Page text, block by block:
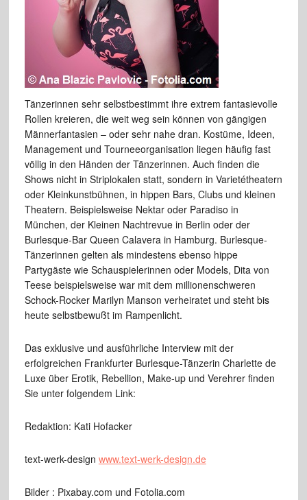
Tänzerinnen sehr selbstbestimmt ihre extrem fantasievolle
Rollen kreieren, die weit weg sein können von gängigen
Männerfantasien – oder sehr nahe dran. Kostüme, Ideen,
Management und Tourneeorganisation liegen häufig fast
völlig in den Händen der Tänzerinnen. Auch finden die
Shows nicht in Striplokalen statt, sondern in Varietétheatern
oder Kleinkunstbühnen, in hippen Bars, Clubs und kleinen
Theatern. Beispielsweise Nektar oder Paradiso in
München, der Kleinen Nachtrevue in Berlin oder der
Burlesque-Bar Queen Calavera in Hamburg. Burlesque-
Tänzerinnen gelten als mindestens ebenso hippe
Partygäste wie Schauspielerinnen oder Models, Dita von
Teese beispielsweise war mit dem millionenschweren
Schock-Rocker Marilyn Manson verheiratet und steht bis
heute selbstbewußt im Rampenlicht.
Das exklusive und ausführliche Interview mit der
erfolgreichen Frankfurter Burlesque-Tänzerin Charlette de
Luxe über Erotik, Rebellion, Make-up und Verehrer finden
Sie unter folgendem Link:
Redaktion: Kati Hofacker
text-werk-design www.text-werk-design.de
Bilder : Pixabay.com und Fotolia.com